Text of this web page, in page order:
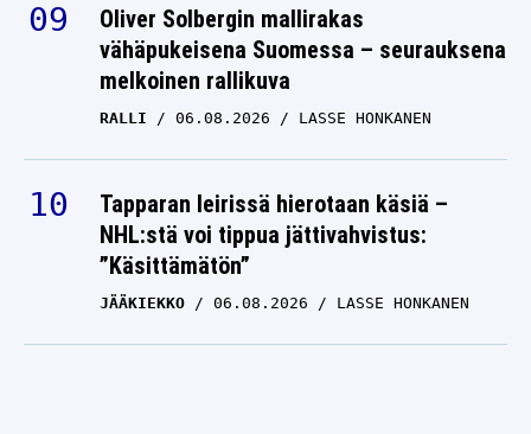
Oliver Solbergin mallirakas
vähäpukeisena Suomessa – seurauksena
melkoinen rallikuva
RALLI 06.08.2026 LASSE HONKANEN
Tapparan leirissä hierotaan käsiä –
NHL:stä voi tippua jättivahvistus:
”Käsittämätön”
JÄÄKIEKKO 06.08.2026 LASSE HONKANEN